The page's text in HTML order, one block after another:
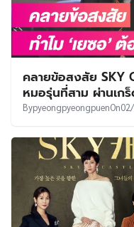
คลายข้อสงสัย SKY
หมอรุ่นที่สาม ผ่านเก
BypyeongpyeongpuenOn